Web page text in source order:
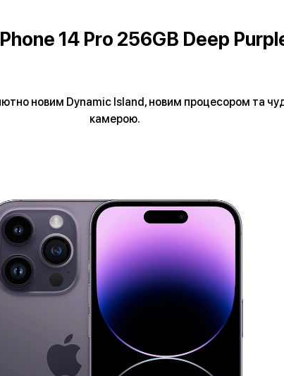
14 Pro 256GB Deep
новим Dynamic Island, новим процесором та
камерою.